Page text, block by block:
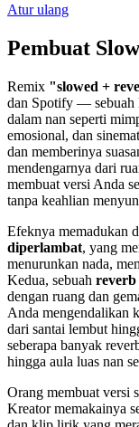
Atur ulang
Pembuat
Remix "slowed +
dan Spotify — sebuah
dalam nan seperti
emosional, dan
dan memberinya
mendengarnya dari
membuat versi Anda
tanpa keahlian
Efeknya memadukan
diperlambat, yang
menurunkan nada,
Kedua, sebuah reverb
dengan ruang dan
Anda mengendalikan
dari santai lembut
seberapa banyak
hingga aula luas nan
Orang membuat versi
Kreator memakainya